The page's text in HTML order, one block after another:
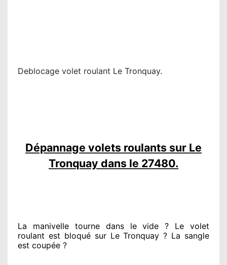
Deblocage volet roulant Le Tronquay.
Dépannage volets roulants sur Le
Tronquay dans le 27480.
La manivelle tourne dans le vide ? Le volet
roulant est bloquésur Le Tronquay ? La sangle
est coupée ?